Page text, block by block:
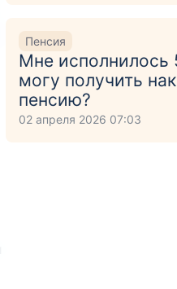
Пенсия
Мне исполнилось
могу получить
пенсию?
02 апреля 2026 07:03